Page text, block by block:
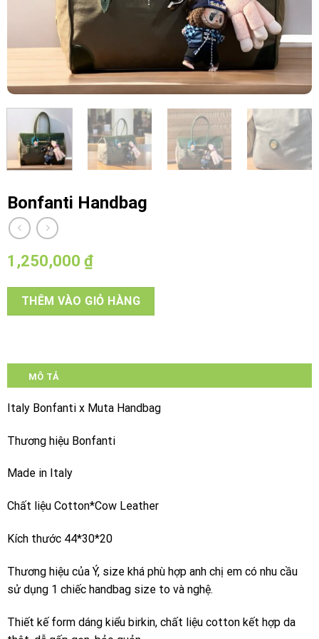
Bonfanti Handbag
1,250,000 ₫
THÊM VÀO GIỎ HÀNG
MÔ TẢ
Italy Bonfanti x Muta Handbag
Thương hiệu Bonfanti
Made in Italy
Chất liệu Cotton*Cow Leather
Kích thước 44*30*20
Thương hiệu của Ý, size khá phù hợp anh chị em có nhu cầu
sử dụng 1 chiếc handbag size to và nghệ.
Thiết kế form dáng kiểu birkin, chất liệu cotton kết hợp da